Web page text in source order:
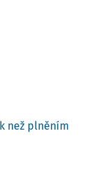
než plněním